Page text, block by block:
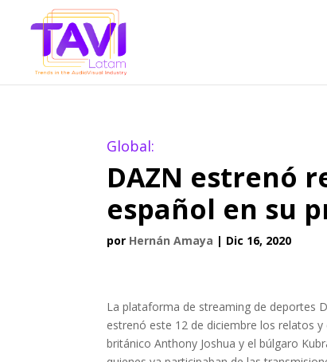
Global:
DAZN estrenó
español en su
por Hernán Amaya | Dic 16, 2020
La plataforma de streaming de deportes
estrenó este 12 de diciembre los relatos
británico Anthony Joshua y el búlgaro